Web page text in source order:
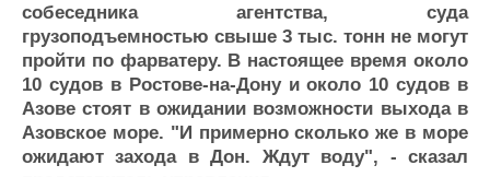
Конференции
Выставки и семинары
Личности
Словарь
Галерея флота
Форум
Отзывы
Все службы
собеседника агентства, суда
грузоподъемностью свыше 3 тыс. тонн не могут
пройти по фарватеру. В настоящее время около
10 судов в Ростове-на-Дону и около 10 судов в
Азове стоят в ожидании возможности выхода в
Азовское море. "И примерно сколько же в море
ожидают захода в Дон. Ждут воду", - сказал